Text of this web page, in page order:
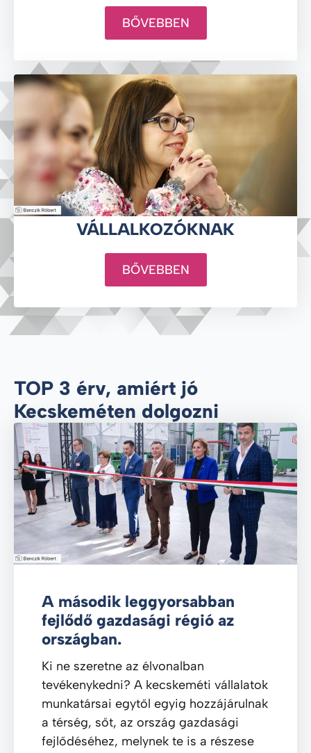
BŐVEBBEN
VÁLLALKOZÓKNAK
BŐVEBBEN
TOP 3 érv, amiért jó
Kecskeméten dolgozni
A második leggyorsabban
fejlődő gazdasági régió az
országban.
Ki ne szeretne az élvonalban
tevékenykedni? A kecskeméti vállalatok
munkatársai egytől egyig hozzájárulnak
a térség, sőt, az ország gazdasági
fejlődéséhez, melynek te is a részese